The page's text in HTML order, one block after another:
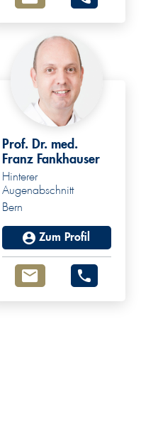
Prof. Dr. med.
Franz Fankhauser
Hinterer
Augenabschnitt
Bern
Zum Profil